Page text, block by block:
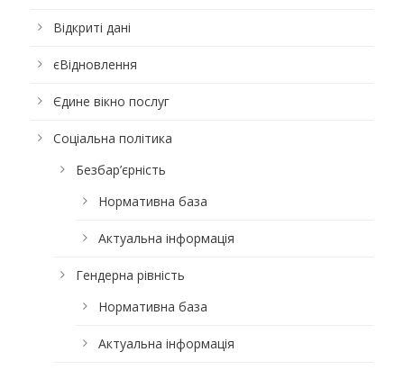
Відкриті дані
єВідновлення
Єдине вікно послуг
Соціальна політика
Безбар’єрність
Нормативна база
Актуальна інформація
Гендерна рівність
Нормативна база
Актуальна інформація